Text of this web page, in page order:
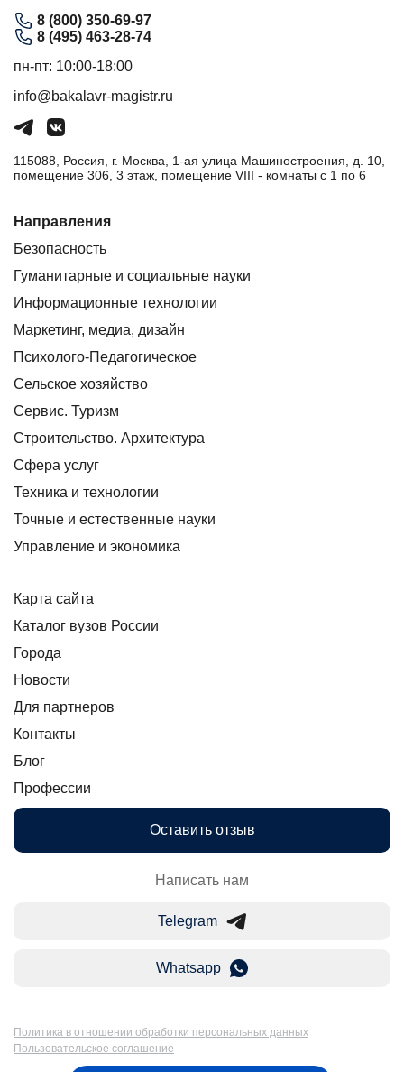
8 (800) 350-69-97
8 (495) 463-28-74
пн-пт: 10:00-18:00
info@bakalavr-magistr.ru
115088, Россия, г. Москва, 1-ая улица Машиностроения, д. 10,
помещение 306, 3 этаж, помещение VIII - комнаты с 1 по 6
Направления
Безопасность
Гуманитарные и социальные науки
Информационные технологии
Маркетинг, медиа, дизайн
Психолого-Педагогическое
Сельское хозяйство
Сервис. Туризм
Строительство. Архитектура
Сфера услуг
Техника и технологии
Точные и естественные науки
Управление и экономика
Карта сайта
Каталог вузов России
Города
Новости
Для партнеров
Контакты
Блог
Профессии
Оставить отзыв
Написать нам
Telegram
Whatsapp
Политика в отношении обработки персональных данных
Пользовательское соглашение